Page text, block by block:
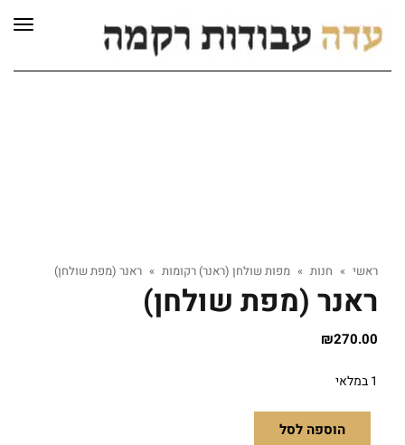
ראשי » חנות » מפות שולחן (ראנר) רקומות » ראנר (מפת שולחן)
ראנר (מפת שולחן)
₪270.00
1 במלאי
הוספה לסל